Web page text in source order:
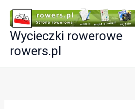
Przejdź
treściWycieczki rowerowe
rowers.pl